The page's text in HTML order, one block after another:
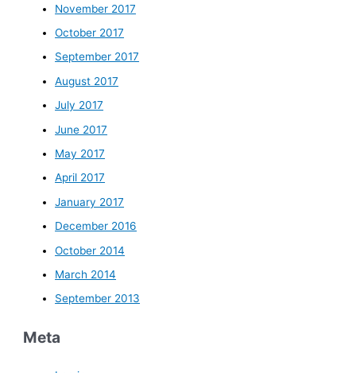
November 2017
October 2017
September 2017
August 2017
July 2017
June 2017
May 2017
April 2017
January 2017
December 2016
October 2014
March 2014
September 2013
Meta